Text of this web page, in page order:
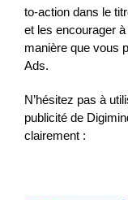
to-action dans le
et les encourager
manière que vous
Ads.
N’hésitez pas à
publicité de
clairement :